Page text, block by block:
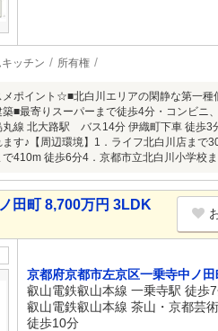
ッチン 所有権
ポイント☆■北白川エリアの閑静な第一種
■最寄りスーパーまで徒歩4分・コンビニ
丸線 北大路駅 バス14分 伊織町下車 徒歩
ます♪【周辺環境】1．ライフ北白川店まで
で410m 徒歩6分4．京都市立北白川小学校
田町 8,700万円 3LDK
京都府京都市左京区一乗寺中ノ田
叡山電鉄叡山本線 一乗寺駅 徒歩
叡山電鉄叡山本線 茶山・京都芸
徒歩10分